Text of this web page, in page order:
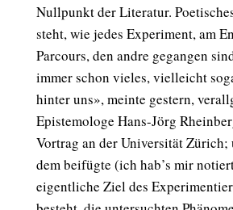
Nullpunkt der Literatur.
steht, wie jedes Experiment, am
Parcours, den andre gegangen
immer schon vieles, vielleicht
hinter uns», meinte gestern,
Epistemologe Hans-Jörg
Vortrag an der Universität Zürich;
dem beifügte (ich hab’s mir
eigentliche Ziel des